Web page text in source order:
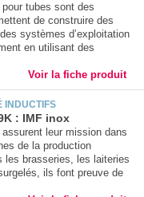
tubes sont des
de construire des
systèmes d’exploitation
en utilisant des
Voir la fiche produit
INDUCTIFS
: IMF inox
leur mission dans
de la production
les brasseries, les laiteries
ils font preuve de